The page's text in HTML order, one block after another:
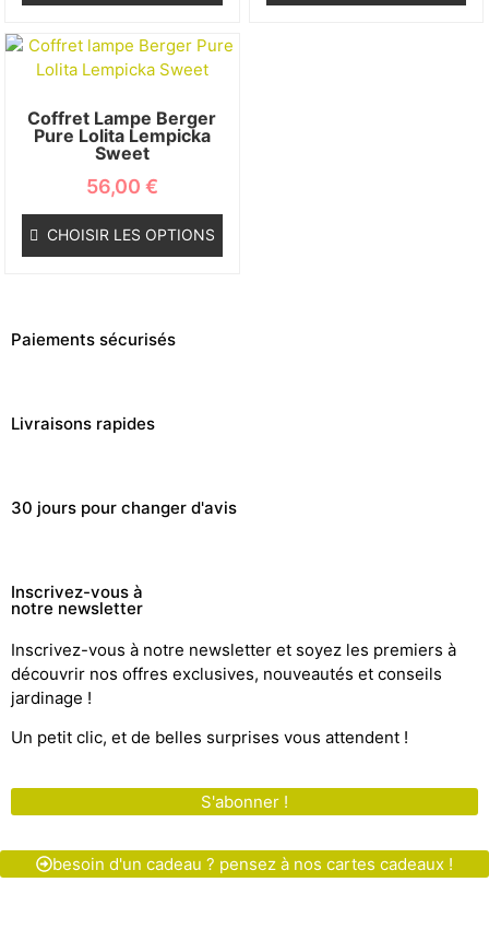
Coffret Lampe Berger
Pure Lolita Lempicka
Sweet
56,00 €
CHOISIR LES OPTIONS
Paiements sécurisés
Livraisons rapides
30 jours pour changer d'avis
Inscrivez-vous à
notre newsletter
Inscrivez-vous à notre newsletter et soyez les premiers à
découvrir nos offres exclusives, nouveautés et conseils
jardinage !
Un petit clic, et de belles surprises vous attendent !
S'abonner !
besoin d'un cadeau ? pensez à nos cartes cadeaux !